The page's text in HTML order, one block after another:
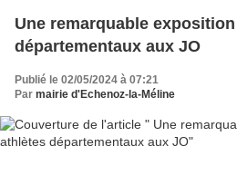
Une remarquable
départementaux aux JO
Publié le 02/05/2024 à 07:21
Par mairie d'Echenoz-la-Méline